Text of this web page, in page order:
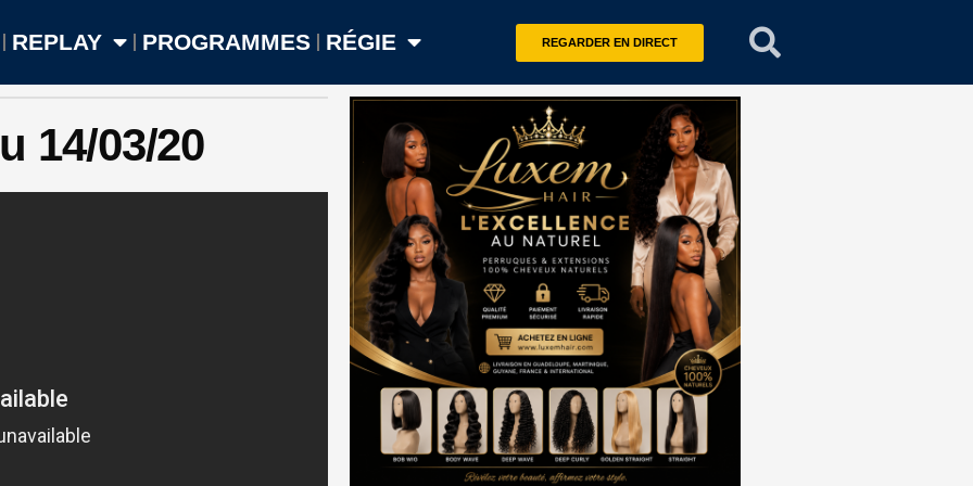
REPLAY PROGRAMMES RÉGIE REGARDER EN DIRECT
14/03/20